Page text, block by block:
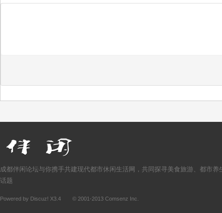
成都伴闲论坛与你携手共建现代都市休闲生活网，共同探寻美食旅游、都市养
话题
Powered by Discuz! X3.4 © 2001-2013 Comsenz Inc.